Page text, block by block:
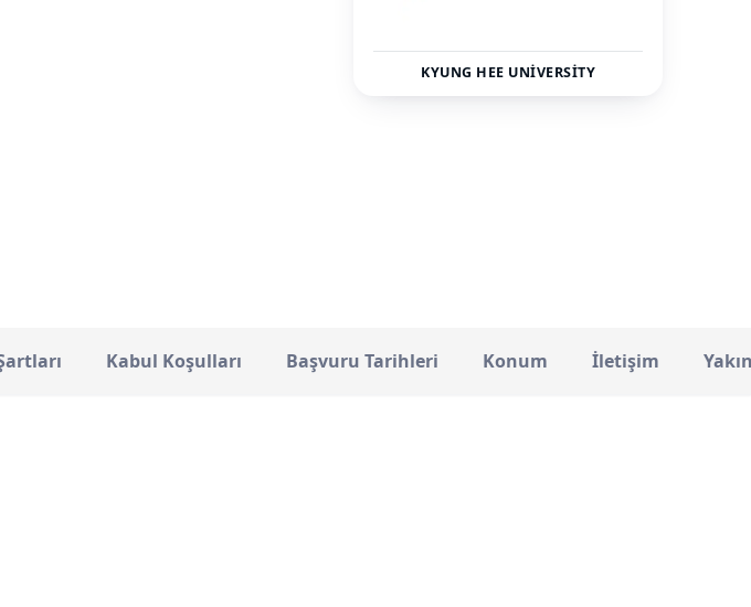
KYUNG HEE UNIVERSITY
Kabul Koşulları Başvuru Tarihleri Konum İletişim